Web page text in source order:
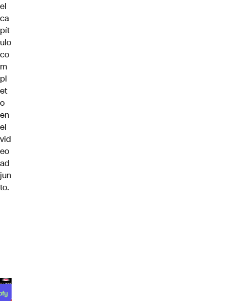
el
ca
pít
ulo
co
m
pl
et
o
en
el
vid
eo
ad
jun
to.